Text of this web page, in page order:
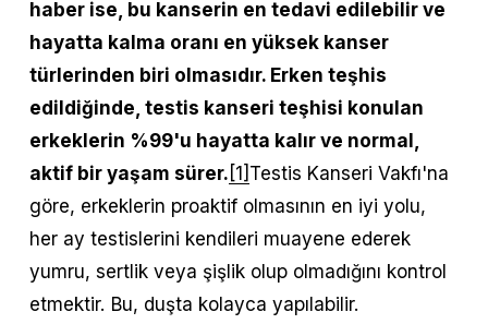
haber ise, bu kanserin en tedavi edilebilir ve
hayatta kalma oranı en yüksek kanser
türlerinden biri olmasıdır. Erken teşhis
edildiğinde, testis kanseri teşhisi konulan
erkeklerin %99'u hayatta kalır ve normal,
aktif bir yaşam sürer.[1]Testis Kanseri Vakfı'na
göre, erkeklerin proaktif olmasının en iyi yolu,
her ay testislerini kendileri muayene ederek
yumru, sertlik veya şişlik olup olmadığını kontrol
etmektir. Bu, duşta kolayca yapılabilir.